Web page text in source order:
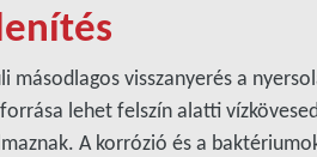
másodlagos visszanyerés a
lehet felszín alatti
A korrózió és a